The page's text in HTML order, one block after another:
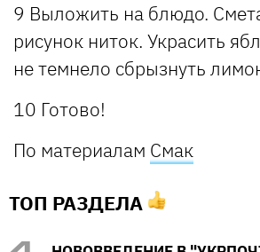
9 Выложить на блюдо.
рисунок ниток. Украсить
не темнело сбрызнуть
10 Готово!
По материалам Смак
ТОП РАЗДЕЛА